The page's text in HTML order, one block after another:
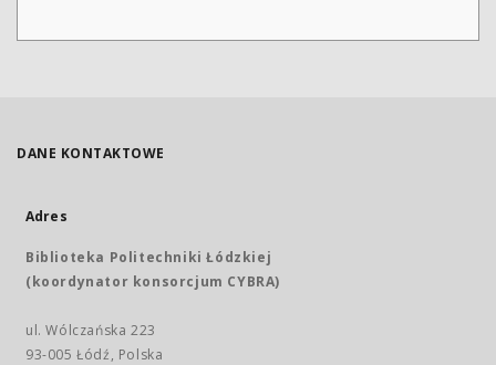
DANE KONTAKTOWE
Adres
Biblioteka Politechniki Łódzkiej
(koordynator konsorcjum CYBRA)
ul. Wólczańska 223
93-005 Łódź, Polska